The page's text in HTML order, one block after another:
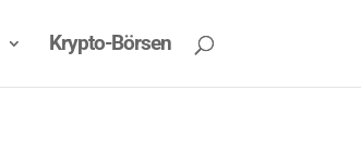
Krypto-Börsen